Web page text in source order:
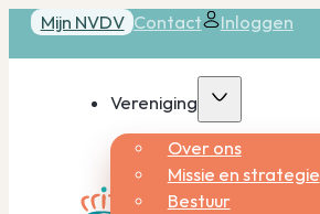
Mijn NVDV Contact Inloggen
Vereniging
Over ons
Missie en strategie
Bestuur